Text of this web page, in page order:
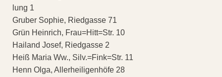
lung 1
Gruber Sophie, Riedgasse 71
Grün Heinrich, Frau=Hitt=Str. 10
Hailand Josef, Riedgasse 2
Heiß Maria Ww., Silv.=Fink=Str. 11
Henn Olga, Allerheiligenhöfe 28